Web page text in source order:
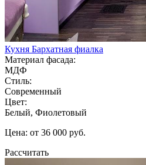
Кухня Бархатная фиалка
Материал фасада:
МДФ
Стиль:
Современный
Цвет:
Белый, Фиолетовый
Цена: от 36 000 руб.
Рассчитать